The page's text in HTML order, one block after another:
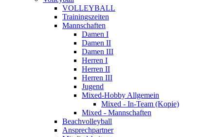
VOLLEYBALL
Trainingszeiten
Mannschaften
Damen I
Damen II
Damen III
Herren I
Herren II
Herren III
Jugend
Mixed-Hobby Allgemein
Mixed - In-Team (Kopie)
Mixed - Mannschaften
Beachvolleyball
Ansprechpartner